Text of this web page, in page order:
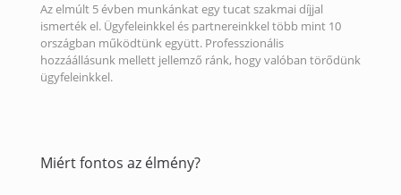
Az elmúlt 5 évben munkánkat egy tucat szakmai díjjal
ismerték el. Ügyfeleinkkel és partnereinkkel több mint 10
országban működtünk együtt. Professzionális
hozzáállásunk mellett jellemző ránk, hogy valóban törődünk
ügyfeleinkkel.
Miért fontos az élmény?